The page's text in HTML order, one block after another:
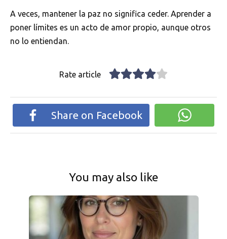
A veces, mantener la paz no significa ceder. Aprender a
poner límites es un acto de amor propio, aunque otros
no lo entiendan.
Rate article
Share on Facebook
You may also like